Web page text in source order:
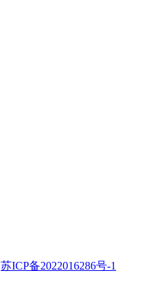
苏ICP备2022016286号-1